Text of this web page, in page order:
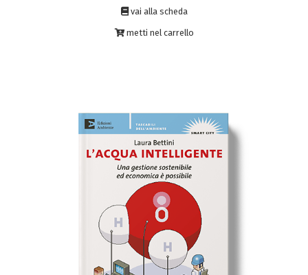
vai alla scheda
metti nel carrello